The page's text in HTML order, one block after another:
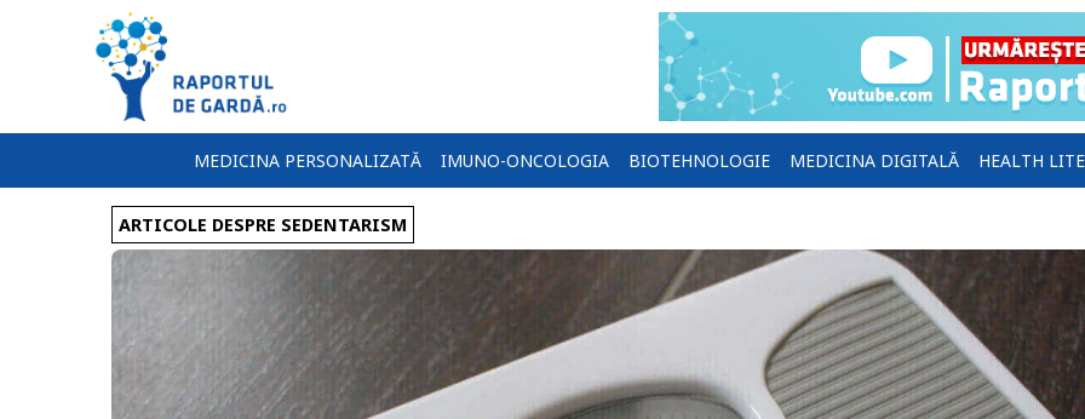
MEDICINA PERSONALIZATĂ IMUNO-ONCOLOGIA BIOTEHNOLOGIE MEDICINA DIGITALĂ HEALTH
ARTICOLE DESPRE SEDENTARISM